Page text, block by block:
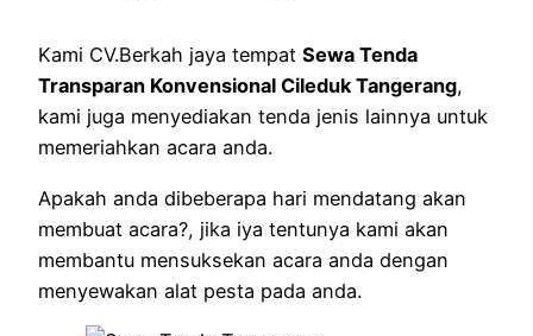
Kami CV.Berkah jaya tempat Sewa Tenda
Transparan Konvensional Cileduk Tangerang,
kami juga menyediakan tenda jenis lainnya untuk
memeriahkan acara anda.
Apakah anda dibeberapa hari mendatang akan
membuat acara?, jika iya tentunya kami akan
membantu mensuksekan acara anda dengan
menyewakan alat pesta pada anda.